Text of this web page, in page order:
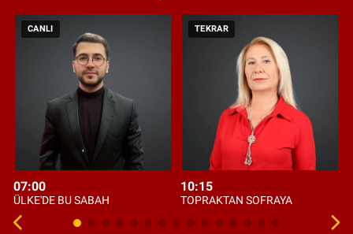
CANLI
07:00
ÜLKE'DE BU SABAH
TEKRAR
10:15
TOPRAKTAN SOFRAYA